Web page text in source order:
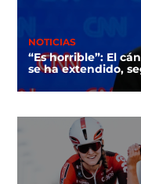
NOTICIAS
“Es horrible”: El
se ha extendido,